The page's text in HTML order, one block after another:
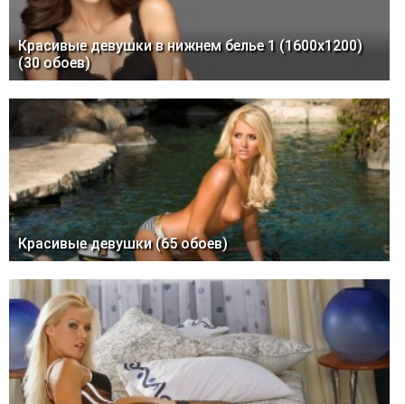
Красивые девушки в нижнем белье 1 (1600x1200)
(30 обоев)
Красивые девушки (65 обоев)